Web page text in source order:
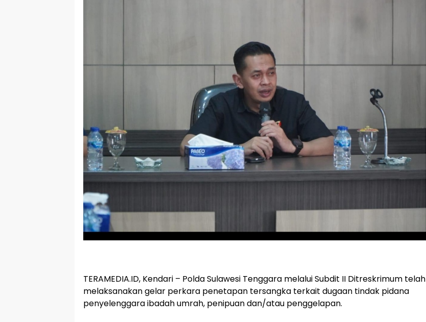
TERAMEDIA.ID, Kendari – Polda Sulawesi Tenggara melalui Subdit II Ditreskrimum telah
melaksanakan gelar perkara penetapan tersangka terkait dugaan tindak pidana
penyelenggara ibadah umrah, penipuan dan/atau penggelapan.